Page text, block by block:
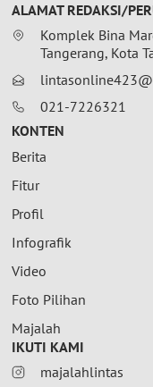
ALAMAT REDAKSI/
Komplek Bina
Tangerang, Kota
021-7226321
KONTEN
Berita
Fitur
Profil
Infografik
Video
Foto Pilihan
Majalah
IKUTI KAMI
majalahlintas